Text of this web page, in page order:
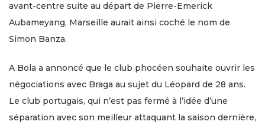
avant-centre suite au départ de Pierre-Emerick
Aubameyang, Marseille aurait ainsi coché le nom de
Simon Banza.
A Bola a annoncé que le club phocéen souhaite ouvrir les
négociations avec Braga au sujet du Léopard de 28 ans.
Le club portugais, qui n’est pas fermé à l’idée d’une
séparation avec son meilleur attaquant la saison dernière,